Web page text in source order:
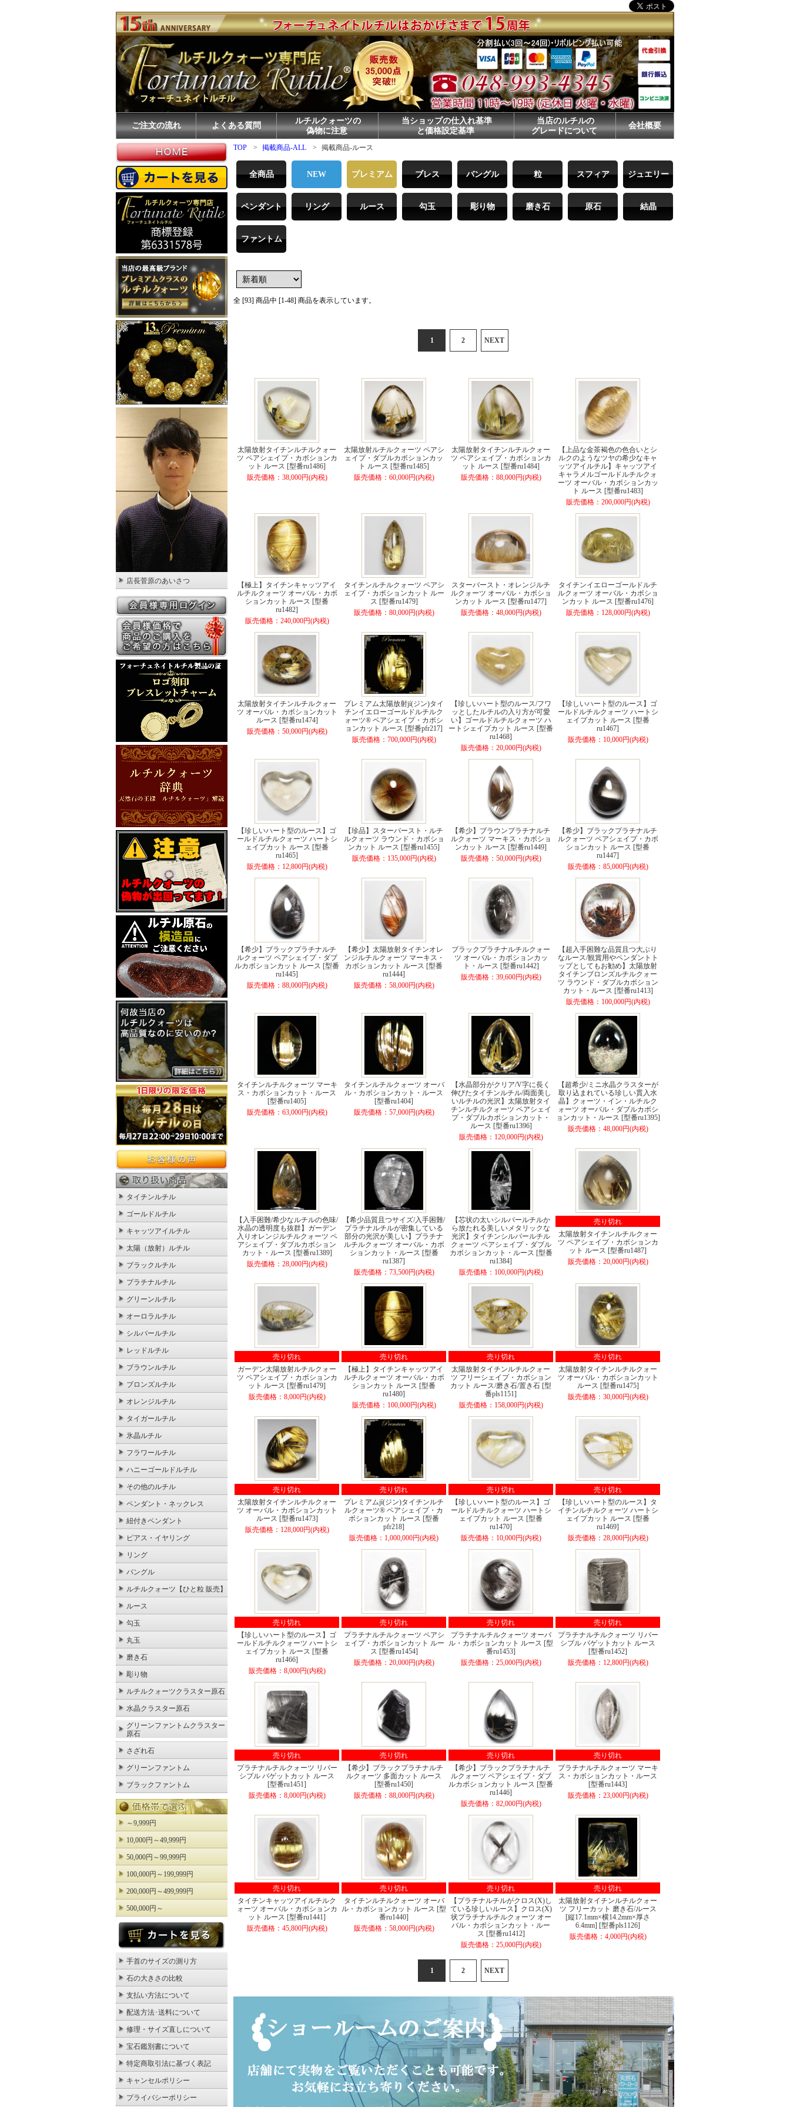
ご注文の流れ よくある質問
ルチルクォーツの
偽物に注意
当ショップの仕入れ基準
と価格設定基準
当店のルチルの
グレードについて
会社概要
店長菅原のあいさつ
タイチンルチル
ゴールドルチル
キャッツアイルチル
太陽（放射）ルチル
ブラックルチル
プラチナルチル
グリーンルチル
オーロラルチル
シルバールチル
レッドルチル
ブラウンルチル
ブロンズルチル
オレンジルチル
タイガールチル
氷晶ルチル
フラワールチル
ハニーゴールドルチル
その他のルチル
ペンダント・ネックレス
紐付きペンダント
ピアス・イヤリング
リング
バングル
ルチルクォーツ【ひと粒 販売】
ルース
勾玉
丸玉
磨き石
彫り物
ルチルクォーツクラスター原石
水晶クラスター原石
グリーンファントムクラスター
原石
さざれ石
グリーンファントム
ブラックファントム
～9,999円
10,000円～49,999円
50,000円～99,999円
100,000円～199,999円
200,000円～499,999円
500,000円～
手首のサイズの測り方
石の大きさの比較
支払い方法について
配送方法･送料について
修理・サイズ直しについて
宝石鑑別書について
特定商取引法に基づく表記
キャンセルポリシー
プライバシーポリシー
TOP > 掲載商品-ALL > 掲載商品-ルース
全商品 NEW プレミアム ブレス バングル 粒 スフィア ジュエリー
ペンダント リング ルース 勾玉 彫り物 磨き石 原石 結晶
ファントム
全 [93] 商品中 [1-48] 商品を表示しています。
1 2 NEXT
太陽放射タイチンルチルクォー
ツ ペアシェイプ・カボションカ
ット ルース [型番ru1486]
販売価格：38,000円(内税)
太陽放射ルチルクォーツ ペアシ
ェイプ・ダブルカボションカッ
ト ルース [型番ru1485]
販売価格：60,000円(内税)
太陽放射タイチンルチルクォー
ツ ペアシェイプ・カボションカ
ット ルース [型番ru1484]
販売価格：88,000円(内税)
【上品な金茶褐色の色合いとシ
ルクのようなツヤの希少なキャ
ッツアイルチル】キャッツアイ
キャラメルゴールドルチルクォ
ーツ オーバル・カボションカッ
ト ルース [型番ru1483]
販売価格：200,000円(内税)
【極上】タイチンキャッツアイ
ルチルクォーツ オーバル・カボ
ションカット ルース [型番
ru1482]
販売価格：240,000円(内税)
タイチンルチルクォーツ ペアシ
ェイプ・カボションカット ルー
ス [型番ru1479]
販売価格：80,000円(内税)
スターバースト・オレンジルチ
ルクォーツ オーバル・カボショ
ンカット ルース [型番ru1477]
販売価格：48,000円(内税)
タイチンイエローゴールドルチ
ルクォーツ オーバル・カボショ
ンカット ルース [型番ru1476]
販売価格：128,000円(内税)
太陽放射タイチンルチルクォー
ツ オーバル・カボションカット
ルース [型番ru1474]
販売価格：50,000円(内税)
プレミアム太陽放射jí(ジン)タイ
チンイエローゴールドルチルク
ォーツ® ペアシェイプ・カボシ
ョンカット ルース [型番pfr217]
販売価格：700,000円(内税)
【珍しいハート型のルース/フワ
ッとしたルチルの入り方が可愛
い】ゴールドルチルクォーツ ハ
ートシェイプカット ルース [型番
ru1468]
販売価格：20,000円(内税)
【珍しいハート型のルース】ゴ
ールドルチルクォーツ ハートシ
ェイプカット ルース [型番
ru1467]
販売価格：10,000円(内税)
【珍しいハート型のルース】ゴ
ールドルチルクォーツ ハートシ
ェイプカット ルース [型番
ru1465]
販売価格：12,800円(内税)
【珍品】スターバースト・ルチ
ルクォーツ ラウンド・カボショ
ンカット ルース [型番ru1455]
販売価格：135,000円(内税)
【希少】ブラウンプラチナルチ
ルクォーツ マーキス・カボショ
ンカット ルース [型番ru1449]
販売価格：50,000円(内税)
【希少】ブラックプラチナルチ
ルクォーツ ペアシェイプ・カボ
ションカット ルース [型番
ru1447]
販売価格：85,000円(内税)
【希少】ブラックプラチナルチ
ルクォーツ ペアシェイプ・ダブ
ルカボションカット ルース [型番
ru1445]
販売価格：88,000円(内税)
【希少】太陽放射タイチンオレ
ンジルチルクォーツ マーキス・
カボションカット ルース [型番
ru1444]
販売価格：58,000円(内税)
ブラックプラチナルチルクォー
ツ オーバル・カボションカッ
ト・ルース [型番ru1442]
販売価格：39,600円(内税)
【超入手困難な品質且つ大ぶり
なルース/観賞用やペンダントト
ップとしてもお勧め】太陽放射
タイチンブロンズルチルクォー
ツ ラウンド・ダブルカボション
カット・ルース [型番ru1413]
販売価格：100,000円(内税)
タイチンルチルクォーツ マーキ
ス・カボションカット・ルース
[型番ru1405]
販売価格：63,000円(内税)
タイチンルチルクォーツ オーバ
ル・カボションカット・ルース
[型番ru1404]
販売価格：57,000円(内税)
【水晶部分がクリア/V字に長く
伸びたタイチンルチル/両面美し
いルチルの光沢】太陽放射タイ
チンルチルクォーツ ペアシェイ
プ・ダブルカボションカット・
ルース [型番ru1396]
販売価格：120,000円(内税)
【超希少/ミニ水晶クラスターが
取り込まれている珍しい貫入水
晶】クォーツ・イン・ルチルク
ォーツ オーバル・ダブルカボシ
ョンカット・ルース [型番ru1395]
販売価格：48,000円(内税)
【入手困難/希少なルチルの色味/
水晶の透明度も抜群】ガーデン
入りオレンジルチルクォーツ ペ
アシェイプ・ダブルカボション
カット・ルース [型番ru1389]
販売価格：28,000円(内税)
【希少品質且つサイズ/入手困難/
プラチナルチルが密集している
部分の光沢が美しい】プラチナ
ルチルクォーツ オーバル・カボ
ションカット・ルース [型番
ru1387]
販売価格：73,500円(内税)
【芯状の太いシルバールチルか
ら放たれる美しいメタリックな
光沢】タイチンシルバールチル
クォーツ ペアシェイプ・ダブル
カボションカット・ルース [型番
ru1384]
販売価格：100,000円(内税)
売り切れ
太陽放射タイチンルチルクォー
ツ ペアシェイプ・カボションカ
ット ルース [型番ru1487]
販売価格：20,000円(内税)
売り切れ
ガーデン太陽放射ルチルクォー
ツ ペアシェイプ・カボションカ
ット ルース [型番ru1479]
販売価格：8,000円(内税)
売り切れ
【極上】タイチンキャッツアイ
ルチルクォーツ オーバル・カボ
ションカット ルース [型番
ru1480]
販売価格：100,000円(内税)
売り切れ
太陽放射タイチンルチルクォー
ツ フリーシェイプ・カボション
カット ルース/磨き石/置き石 [型
番pls1151]
販売価格：158,000円(内税)
売り切れ
太陽放射タイチンルチルクォー
ツ オーバル・カボションカット
ルース [型番ru1475]
販売価格：30,000円(内税)
売り切れ
太陽放射タイチンルチルクォー
ツ オーバル・カボションカット
ルース [型番ru1473]
販売価格：128,000円(内税)
売り切れ
プレミアムjí(ジン)タイチンルチ
ルクォーツ® ペアシェイプ・カ
ボションカット ルース [型番
pfr218]
販売価格：1,000,000円(内税)
売り切れ
【珍しいハート型のルース】ゴ
ールドルチルクォーツ ハートシ
ェイプカット ルース [型番
ru1470]
販売価格：10,000円(内税)
売り切れ
【珍しいハート型のルース】タ
イチンルチルクォーツ ハートシ
ェイプカット ルース [型番
ru1469]
販売価格：28,000円(内税)
売り切れ
【珍しいハート型のルース】ゴ
ールドルチルクォーツ ハートシ
ェイプカット ルース [型番
ru1466]
販売価格：8,000円(内税)
売り切れ
プラチナルチルクォーツ ペアシ
ェイプ・カボションカット ルー
ス [型番ru1454]
販売価格：20,000円(内税)
売り切れ
プラチナルチルクォーツ オーバ
ル・カボションカット ルース [型
番ru1453]
販売価格：25,000円(内税)
売り切れ
プラチナルチルクォーツ リバー
シブル バゲットカット ルース
[型番ru1452]
販売価格：12,800円(内税)
売り切れ
プラチナルチルクォーツ リバー
シブル バゲットカット ルース
[型番ru1451]
販売価格：8,000円(内税)
売り切れ
【希少】ブラックプラチナルチ
ルクォーツ 多面カット ルース
[型番ru1450]
販売価格：88,000円(内税)
売り切れ
【希少】ブラックプラチナルチ
ルクォーツ ペアシェイプ・ダブ
ルカボションカット ルース [型番
ru1446]
販売価格：82,000円(内税)
売り切れ
プラチナルチルクォーツ マーキ
ス・カボションカット・ルース
[型番ru1443]
販売価格：23,000円(内税)
売り切れ
タイチンキャッツアイルチルク
ォーツ オーバル・カボションカ
ット ルース [型番ru1441]
販売価格：45,800円(内税)
売り切れ
タイチンルチルクォーツ オーバ
ル・カボションカット ルース [型
番ru1440]
販売価格：58,000円(内税)
売り切れ
【プラチナルチルがクロス(X)し
ている珍しいルース】クロス(X)
状プラチナルチルクォーツ オー
バル・カボションカット・ルー
ス [型番ru1412]
販売価格：25,000円(内税)
売り切れ
太陽放射タイチンルチルクォー
ツ フリーカット 磨き石/ルース
[縦17.1mm×横14.2mm×厚さ
6.4mm] [型番pls1126]
販売価格：4,000円(内税)
1 2 NEXT